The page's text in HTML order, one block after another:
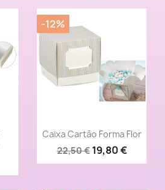
Vista rápida
Caixa Cartão Forma Flor
22,50 € 19,80 €
-12%